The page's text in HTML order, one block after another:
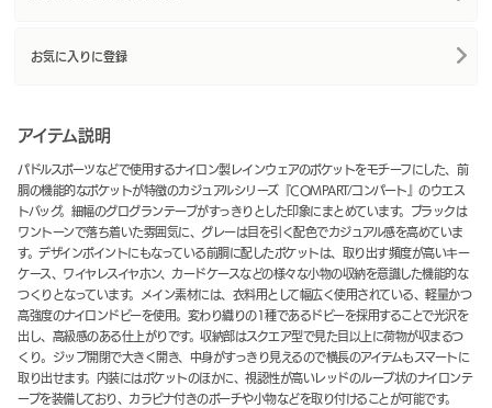
お気に入りに登録
アイテム説明
パドルスポーツなどで使用するナイロン製レインウェアのポケットをモチーフにした、前
胴の機能的なポケットが特徴のカジュアルシリーズ『COMPART/コンパート』のウエス
トバッグ。細幅のグログランテープがすっきりとした印象にまとめています。ブラックは
ワントーンで落ち着いた雰囲気に、グレーは目を引く配色でカジュアル感を高めていま
す。デザインポイントにもなっている前胴に配したポケットは、取り出す頻度が高いキー
ケース、ワイヤレスイヤホン、カードケースなどの様々な小物の収納を意識した機能的な
つくりとなっています。メイン素材には、衣料用として幅広く使用されている、軽量かつ
高強度のナイロンドビーを使用。変わり織りの1種であるドビーを採用することで光沢を
出し、高級感のある仕上がりです。収納部はスクエア型で見た目以上に荷物が収まるつ
くり。ジップ開閉で大きく開き、中身がすっきり見えるので横長のアイテムもスマートに
取り出せます。内装にはポケットのほかに、視認性が高いレッドのループ状のナイロンテ
ープを装備しており、カラビナ付きのポーチや小物などを取り付けることが可能です。